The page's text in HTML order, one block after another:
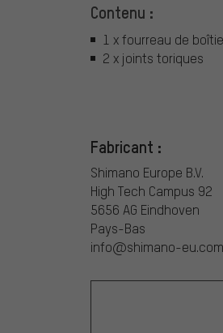
Contenu :
1 x fourreau de
2 x joints toriques
Fabricant :
Shimano Europe B.V.
High Tech Campus 92
5656 AG Eindhoven
Pays-Bas
info@shimano-eu.com